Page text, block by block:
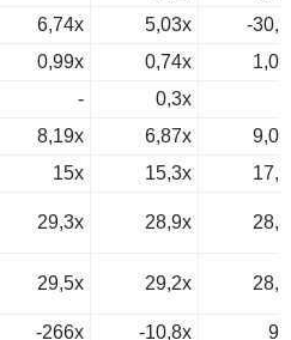
6,74x 5,03x
-
0,99x 0,74x
- 0,3x
8,19x 6,87x
15x 15,3x
29,3x 28,9x
29,5x 29,2x
-266x -10,8x